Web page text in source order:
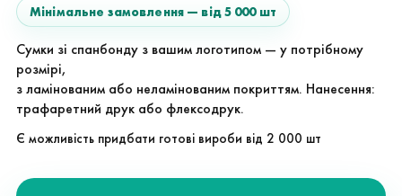
Мінімальне замовлення — від 5 000 шт
Сумки зі спанбонду з вашим логотипом — у потрібному
розмірі,
з ламінованим або неламінованим покриттям. Нанесення:
трафаретний друк або флексодрук.
Є можливість придбати готові вироби від 2 000 шт